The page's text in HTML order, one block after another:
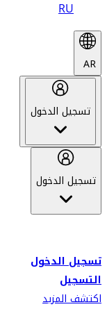
RU
AR
تسجيل الدخول
تسجيل الدخول
تسجيل الدخول
التسجيل
اكتشف المزيد